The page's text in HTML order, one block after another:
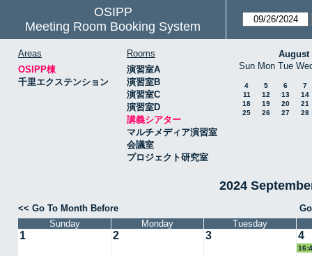
OSIPP
Meeting Room Booking System
Areas
OSIPP棟
千里エクステンション
Rooms
演習室A
演習室B
演習室C
演習室D
講義シアター
マルチメディア演習室
会議室
プロジェクト研究室
August
Sun Mon Tue
4 5 6
7
11
12 13
14
18
19 20
21
25
26 27 28
2024
<< Go To Month Before
Sunday
Monday Tuesday
1 2 3 4